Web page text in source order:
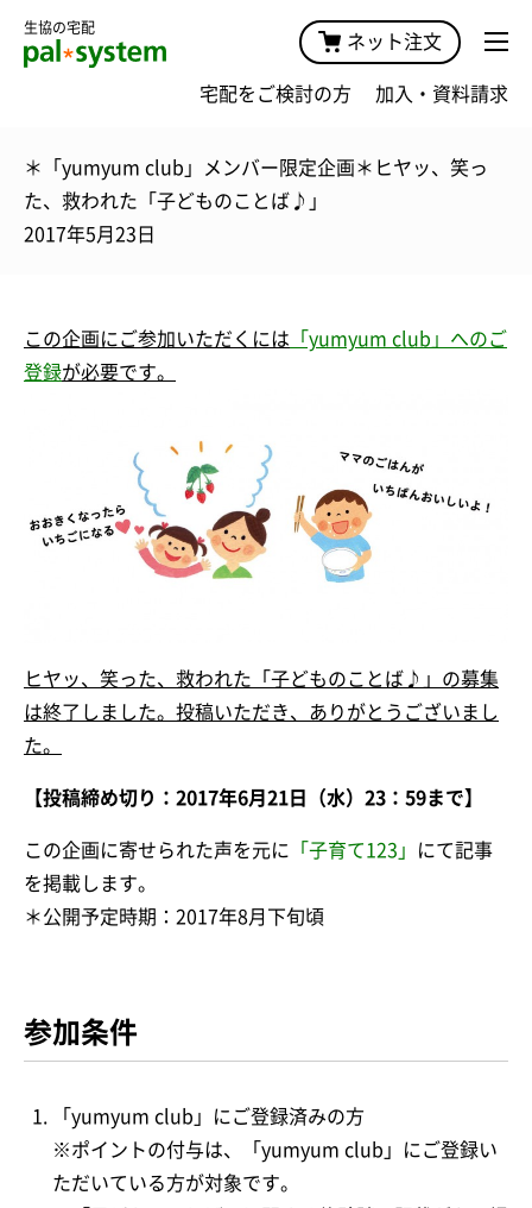
生協の宅配
ネット注文
宅配をご検討の方 加入・資料請求
＊「yumyum club」メンバー限定企画＊ヒヤッ、笑っ
た、救われた「子どものことば♪」
2017年5月23日
この企画にご参加いただくには 「yumyum club」へのご
登録が必要です。
ヒヤッ、笑った、救われた「子どものことば♪」の募集
は終了しました。投稿いただき、ありがとうございまし
た。
【投稿締め切り：2017年6月21日（水）23：59まで】
この企画に寄せられた声を元に 「子育て123」
にて記事
を掲載します。
＊公開予定時期：2017年8月下旬頃
参加条件
「yumyum club」にご登録済みの方
※ポイントの付与は、「yumyum club」にご登録い
ただいている方が対象です。